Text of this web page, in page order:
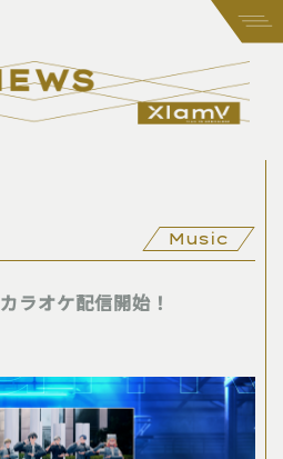
Music
オケ配信開始！